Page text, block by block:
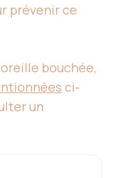
prévenir ce
bouchée,
ci-
un